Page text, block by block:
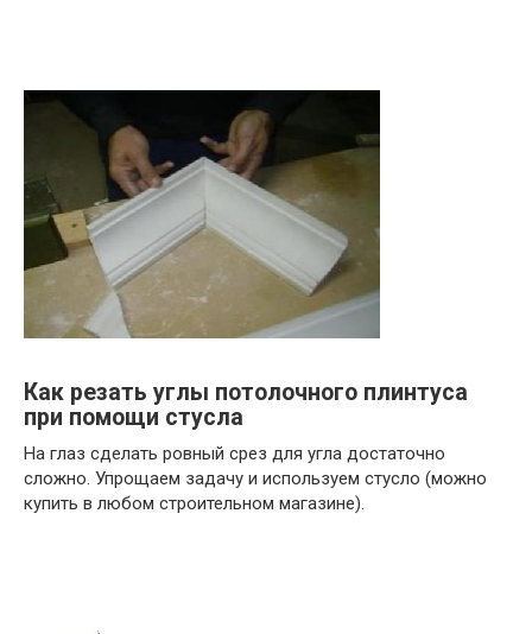
Как резать углы потолочного плинтуса
при помощи стусла
На глаз сделать ровный срез для угла достаточно
сложно. Упрощаем задачу и используем стусло (можно
купить в любом строительном магазине).